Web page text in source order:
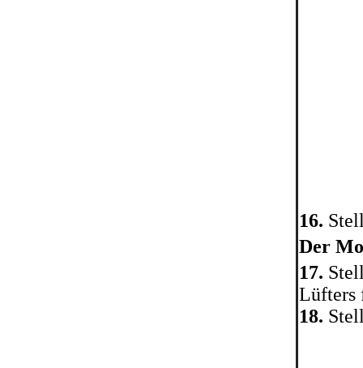
16.
Der
17.
Lüfters
18.